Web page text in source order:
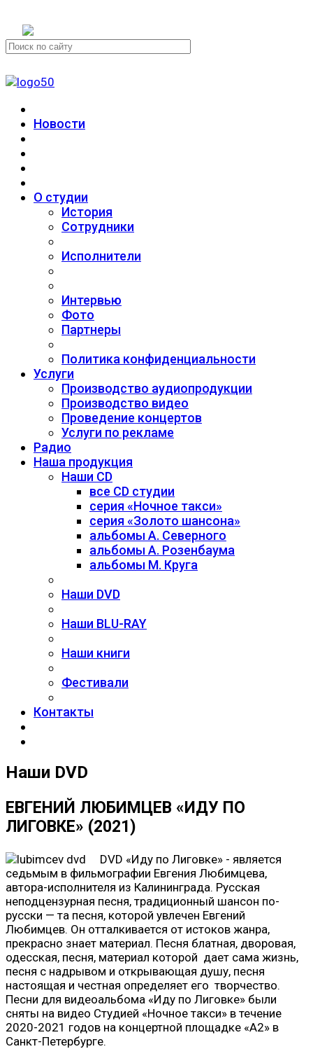
Новости
О студии
История
Сотрудники
Исполнители
Интервью
Фото
Партнеры
Политика конфиденциальности
Услуги
Производство аудиопродукции
Производство видео
Проведение концертов
Услуги по рекламе
Радио
Наша продукция
Наши CD
все CD студии
серия «Ночное такси»
серия «Золото шансона»
альбомы А. Северного
альбомы А. Розенбаума
альбомы М. Круга
Наши DVD
Наши BLU-RAY
Наши книги
Фестивали
Контакты
Наши DVD
ЕВГЕНИЙ ЛЮБИМЦЕВ «ИДУ ПО
ЛИГОВКЕ» (2021)
DVD «Иду по Лиговке» - является
седьмым в фильмографии Евгения Любимцева,
автора-исполнителя из Калининграда. Русская
неподцензурная песня, традиционный шансон по-
русски — та песня, которой увлечен Евгений
Любимцев. Он отталкивается от истоков жанра,
прекрасно знает материал. Песня блатная, дворовая,
одесская, песня, материал которой дает сама жизнь,
песня с надрывом и открывающая душу, песня
настоящая и честная определяет его творчество.
Песни для видеоальбома «Иду по Лиговке» были
сняты на видео Студией «Ночное такси» в течение
2020-2021 годов на концертной площадке «А2» в
Санкт-Петербурге.